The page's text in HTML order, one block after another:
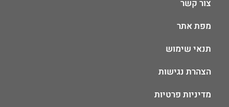
צור קשר
מפת אתר
תנאי שימוש
הצהרת נגישות
מדיניות פרטיות